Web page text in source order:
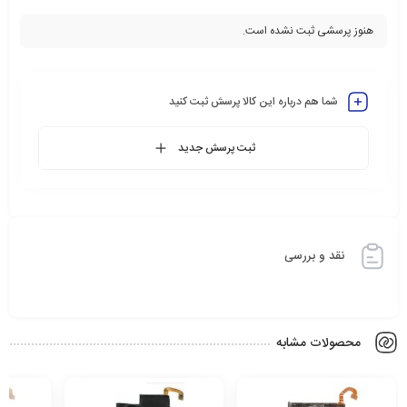
هنوز پرسشی ثبت نشده است.
شما هم درباره این کالا پرسش ثبت کنید
ثبت پرسش جدید
نقد و بررسی
محصولات مشابه